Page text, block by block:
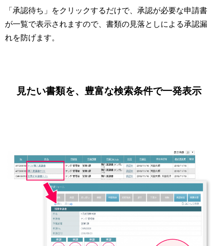
「承認待ち」をクリックするだけで、承認が必要な申請書
が一覧で表示されますので、書類の見落としによる承認漏
れを防げます。
見たい書類を、豊富な検索条件で一発表示